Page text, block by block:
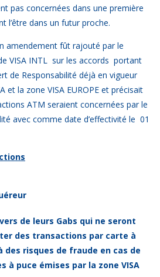
pas concernées dans une première
l’être dans un futur proche.
amendement fût rajouté par le
VISA INTL sur les accords portant
de Responsabilité déjà en vigueur
et la zone VISA EUROPE et précisait
ATM seraient concernées par le
avec comme date d’effectivité le 01
de leurs Gabs qui ne seront
des transactions par carte à
des risques de fraude en cas de
à puce émises par la zone VISA